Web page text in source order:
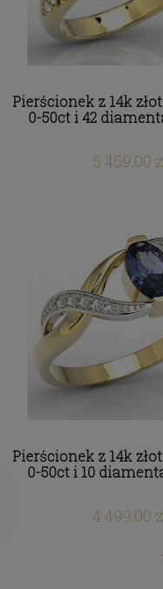
Pierścionek z 14k
0-50ct i 42
5 459,00
Pierścionek z 14k
0-50ct i 10
4 499,00